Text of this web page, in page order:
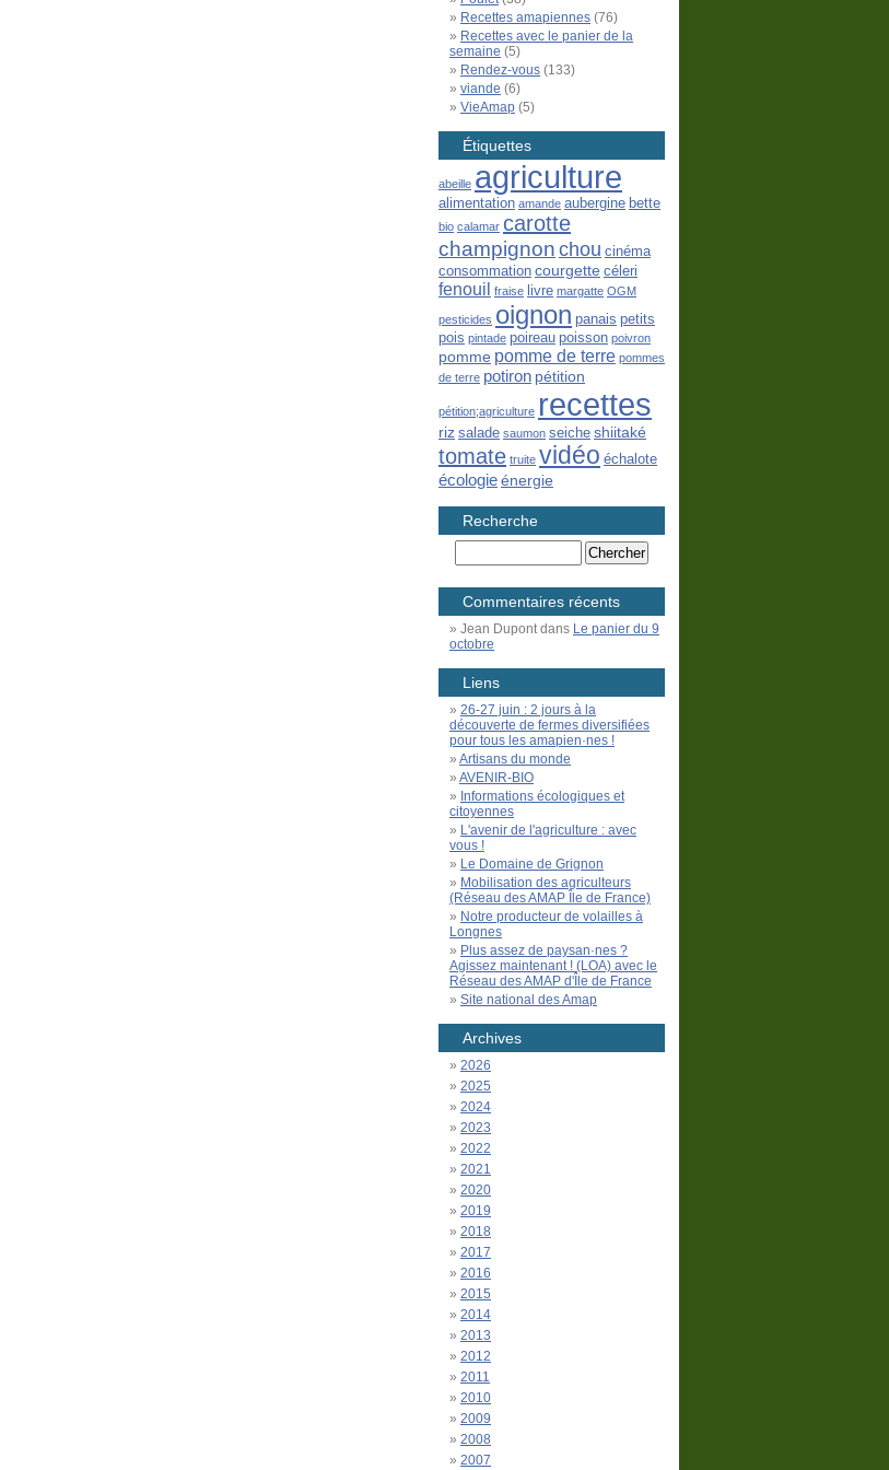
Recettes amapiennes (76)
Recettes avec le panier de la
semaine (5)
Rendez-vous (133)
viande (6)
VieAmap (5)
Étiquettes
abeille agriculture
alimentation amande aubergine bette
bio calamar carotte
champignon chou cinéma
consommation courgette céleri
fenouil fraise livre margatte OGM
pesticides oignon panais petits
pois pintade poireau poisson poivron
pomme pomme de terre pommes
de terre potiron pétition
pétition;agriculture recettes
riz salade saumon seiche shiitaké
tomate truite vidéo échalote
écologieénergie
Recherche
Commentaires récents
Jean Dupontdans Le panier du 9
octobre
Liens
26-27 juin : 2 jours à la
découverte de fermes diversifiées
pour tous les amapien·nes !
Artisans du monde
AVENIR-BIO
Informations écologiques et
citoyennes
L'avenir de l'agriculture : avec
vous !
Le Domaine de Grignon
Mobilisation des agriculteurs
(Réseau des AMAP Île de France)
Notre producteur de volailles à
Longnes
Plus assez de paysan·nes ?
Agissez maintenant ! (LOA) avec le
Réseau des AMAP d'Île de France
Site national des Amap
Archives
2026
2025
2024
2023
2022
2021
2020
2019
2018
2017
2016
2015
2014
2013
2012
2011
2010
2009
2008
2007